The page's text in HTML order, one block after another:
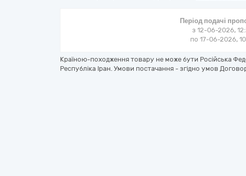
Період подачі
з 12-06-2026,
по 17-06-2026,
Країною-походження товару не може бути Російська
Республіка Іран. Умови постачання - згідно умов